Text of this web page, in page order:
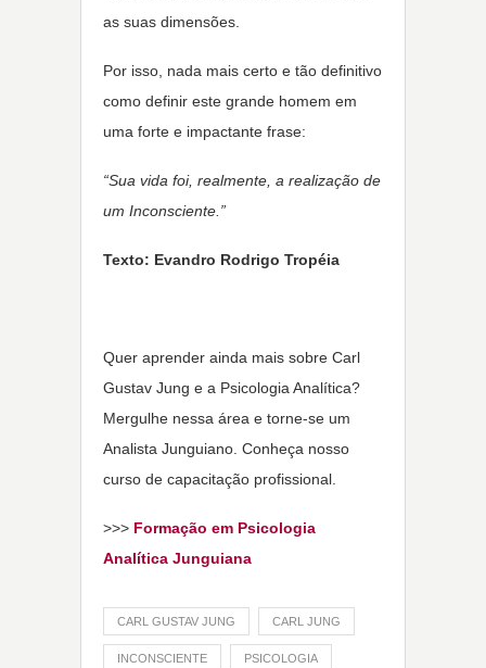
as suas dimensões.
Por isso, nada mais certo e tão definitivo
como definir este grande homem em
uma forte e impactante frase:
“Sua vida foi, realmente, a realização de
um Inconsciente.”
Texto: Evandro Rodrigo Tropéia
Quer aprender ainda mais sobre Carl
Gustav Jung e a Psicologia Analítica?
Mergulhe nessa área e torne-se um
Analista Junguiano. Conheça nosso
curso de capacitação profissional.
>>> Formação em Psicologia
Analítica Junguiana
CARL GUSTAV JUNG CARL JUNG
INCONSCIENTE PSICOLOGIA